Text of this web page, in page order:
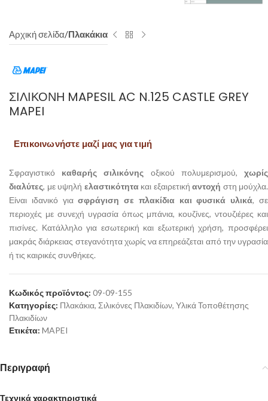
Αρχική σελίδα Πλακάκια
ΣΙΛΙΚΌΝΗ MAPESIL AC N.125 CASTLE GREY
MAPEI
Επικοινωνήστε μαζί μας για τιμή
Σφραγιστικό καθαρής σιλικόνης οξικού πολυμερισμού, χωρίς
διαλύτες, με υψηλή ελαστικότητακαι εξαιρετική αντοχή στη μούχλα.
Είναι ιδανικό γιασφράγιση σε πλακίδια και φυσικά υλικά, σε
περιοχές με συνεχή υγρασία όπως μπάνια, κουζίνες, ντουζιέρες και
πισίνες. Κατάλληλο για εσωτερική και εξωτερική χρήση, προσφέρει
μακράς διάρκειας στεγανότητα χωρίς να επηρεάζεται από την υγρασία
ή τις καιρικές συνθήκες.
Κωδικός προϊόντος: 09-09-155
Κατηγορίες: Πλακάκια, Σιλικόνες Πλακιδίων, Υλικά Τοποθέτησης
Πλακιδίων
Ετικέτα: MAPEI
Περιγραφή
Τεχνικά χαρακτηριστικά